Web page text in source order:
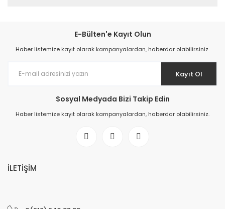
E-Bülten'e Kayıt Olun
Haber listemize kayıt olarak kampanyalardan, haberdar olabilirsiniz.
Kayıt Ol
Sosyal Medyada Bizi Takip Edin
Haber listemize kayıt olarak kampanyalardan, haberdar olabilirsiniz.
İLETİŞİM